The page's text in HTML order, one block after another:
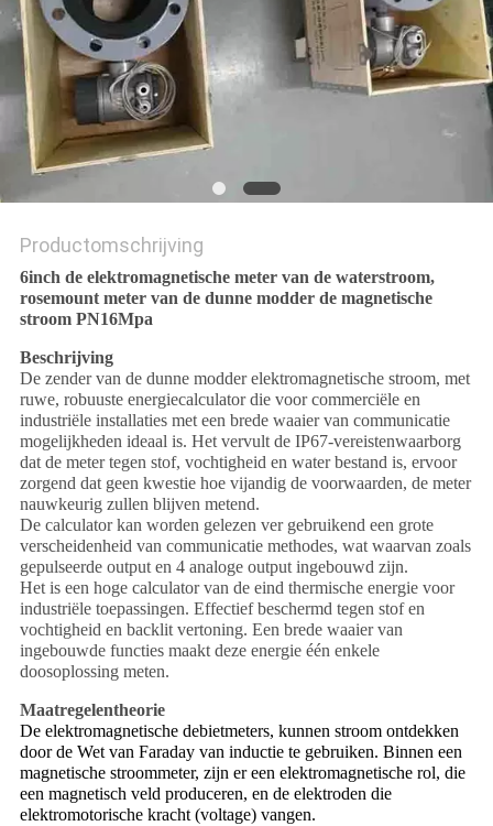
Productomschrijving
6inch de elektromagnetische meter van de waterstroom,
rosemount meter van de dunne modder de magnetische
stroom PN16Mpa
Beschrijving
De zender van de dunne modder elektromagnetische stroom, met
ruwe, robuuste energiecalculator die voor commerciële en
industriële installaties met een brede waaier van communicatie
mogelijkheden ideaal is. Het vervult de IP67-vereistenwaarborg
dat de meter tegen stof, vochtigheid en water bestand is, ervoor
zorgend dat geen kwestie hoe vijandig de voorwaarden, de meter
nauwkeurig zullen blijven metend.
De calculator kan worden gelezen ver gebruikend een grote
verscheidenheid van communicatie methodes, wat waarvan zoals
gepulseerde output en 4 analoge output ingebouwd zijn.
Het is een hoge calculator van de eind thermische energie voor
industriële toepassingen. Effectief beschermd tegen stof en
vochtigheid en backlit vertoning. Een brede waaier van
ingebouwde functies maakt deze energie één enkele
doosoplossing meten.
Maatregelentheorie
De elektromagnetische debietmeters, kunnen stroom ontdekken
door de Wet van Faraday van inductie te gebruiken. Binnen een
magnetische stroommeter, zijn er een elektromagnetische rol, die
een magnetisch veld produceren, en de elektroden die
elektromotorische kracht (voltage) vangen.